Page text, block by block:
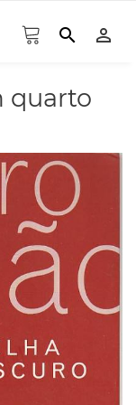
search person_outline
quarto